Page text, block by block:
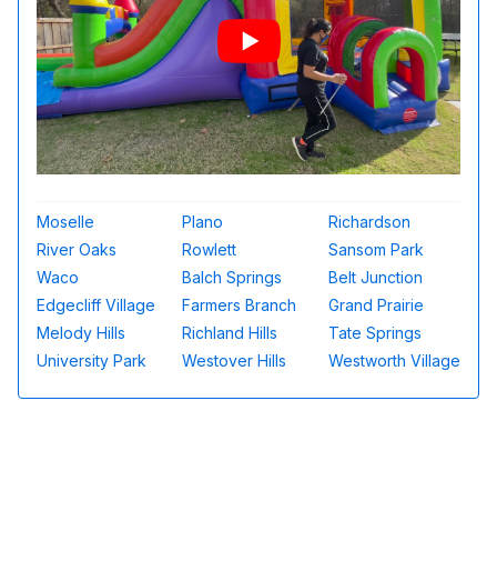
Moselle Plano
Richardson
River Oaks
Rowlett
Sansom Park
Waco
Balch Springs
Belt Junction
Edgecliff Village
Farmers Branch
Grand Prairie
Melody Hills
Richland Hills
Tate Springs
University Park
Westover Hills Westworth Village